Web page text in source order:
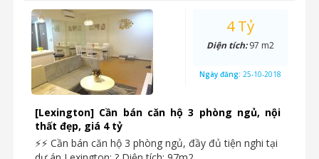
[Lexington] Cần bán căn hộ 3 phòng ngủ, nội
thất đẹp, giá 4 tỷ
⚡⚡ Cần bán căn hộ 3 phòng ngủ, đầy đủ tiện nghi tại
4 Tỷ
Diện tích:97 m2
Ngày đăng: 25-10-2018